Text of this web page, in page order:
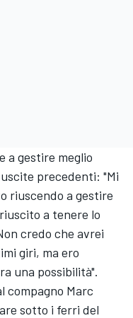
a gestire meglio
precedenti: "Mi
riuscendo a gestire
a tenere lo
credo che avrei
giri, ma ero
una possibilità".
compagno Marc
sotto i ferri del